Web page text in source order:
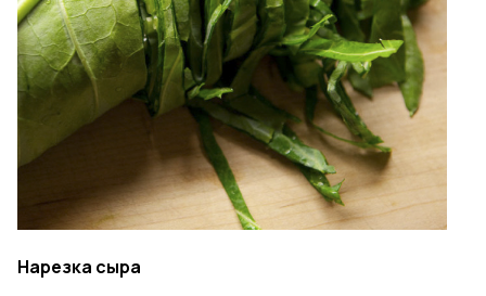
Нарезка сыра